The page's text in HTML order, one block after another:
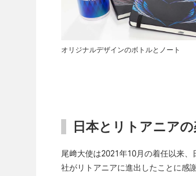
オリジナルデザインのボトルとノート
日本とリトアニア
尾﨑大使は2021年10月の着任以来
社がリトアニアに進出したことに感